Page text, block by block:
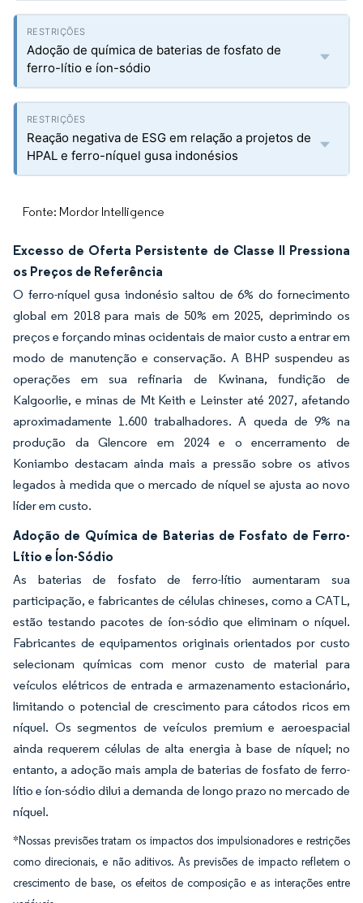
Adoção de química de baterias de fosfato de
ferro-lítio e íon-sódio
Reação negativa de ESG em relação a projetos de
HPAL e ferro-níquel gusa indonésios
Fonte: Mordor Intelligence
Excesso de Oferta Persistente de Classe II Pressiona
os Preços de Referência
O ferro-níquel gusa indonésio saltou de 6% do fornecimento
global em 2018 para mais de 50% em 2025, deprimindo os
preços e forçando minas ocidentais de maior custo a entrar em
modo de manutenção e conservação. A BHP suspendeu as
operações em sua refinaria de Kwinana, fundição de
Kalgoorlie, e minas de Mt Keith e Leinster até 2027, afetando
aproximadamente 1.600 trabalhadores. A queda de 9% na
produção da Glencore em 2024 e o encerramento de
Koniambo destacam ainda mais a pressão sobre os ativos
legados à medida que o mercado de níquel se ajusta ao novo
líder em custo.
Adoção de Química de Baterias de Fosfato de Ferro-
Lítio e Íon-Sódio
As baterias de fosfato de ferro-lítio aumentaram sua
participação, e fabricantes de células chineses, como a CATL,
estão testando pacotes de íon-sódio que eliminam o níquel.
Fabricantes de equipamentos originais orientados por custo
selecionam químicas com menor custo de material para
veículos elétricos de entrada e armazenamento estacionário,
limitando o potencial de crescimento para cátodos ricos em
níquel. Os segmentos de veículos premium e aeroespacial
ainda requerem células de alta energia à base de níquel; no
entanto, a adoção mais ampla de baterias de fosfato de ferro-
lítio e íon-sódio dilui a demanda de longo prazo no mercado de
níquel.
*Nossas previsões tratam os impactos dos impulsionadores e restrições
como direcionais, e não aditivos. As previsões de impacto refletem o
crescimento de base, os efeitos de composição e as interações entre